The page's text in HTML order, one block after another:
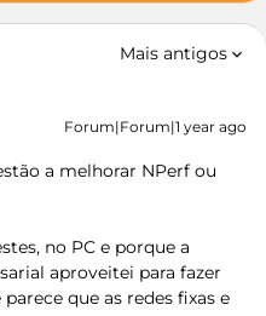
Mais antigos
Forum|Forum|1 year ago
a melhorar NPerf ou
no PC e porque a
aproveitei para fazer
que as redes fixas e